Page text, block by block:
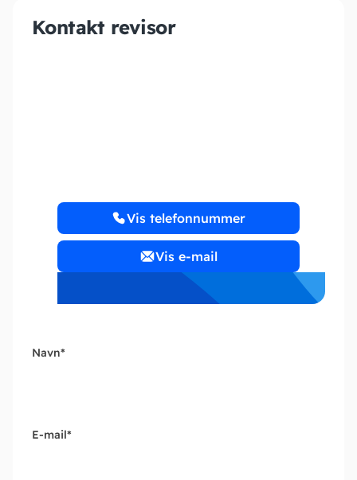
Kontakt revisor
Vis telefonnummer
Vis e-mail
Navn*
E-mail*